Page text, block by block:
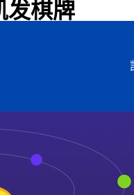
发棋牌